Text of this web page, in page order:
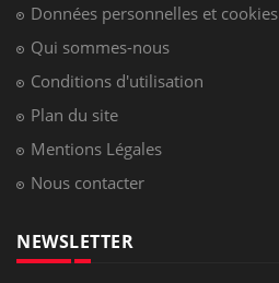
Données personnelles et cookies
Qui sommes-nous
Conditions d'utilisation
Plan du site
Mentions Légales
Nous contacter
NEWSLETTER